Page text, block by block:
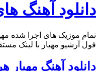
دانلود آهنگ
تمام موزیک های اجرا شده
فول آرشیو مهیار با لینک
دانلود آهنگ مهیار